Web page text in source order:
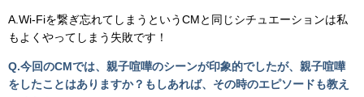
A.Wi-Fiを繋ぎ忘れてしまうというCMと同じシチュエーションは私
もよくやってしまう失敗です！
Q.今回のCMでは、親子喧嘩のシーンが印象的でしたが、親子喧嘩
をしたことはありますか？もしあれば、その時のエピソードも教え